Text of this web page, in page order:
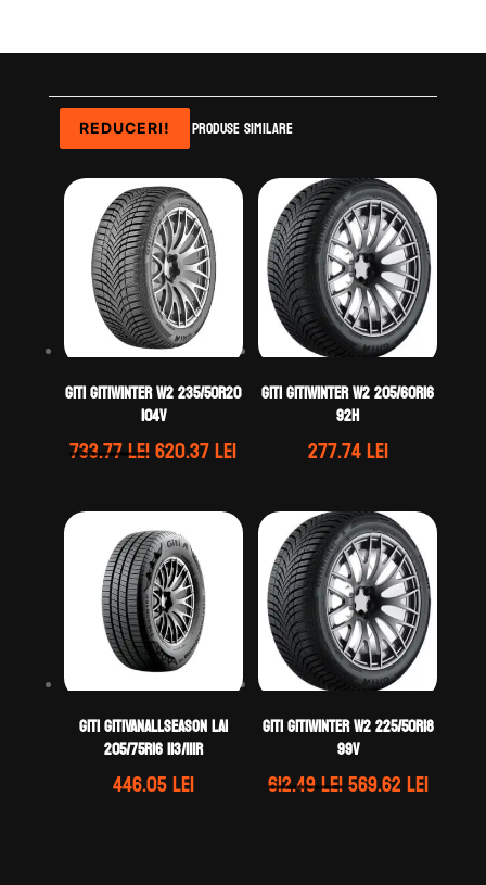
Produse similare
REDUCERI!
GITI GITIWINTER W2 235/50R20
104V
733.77leiPrețul
a
fost:
733.77 lei.
620.37leiPrețul
este:
620.37 lei.
GITI GITIWINTER W2 205/60R16
92H
277.74lei
GITI GITIVANALLSEASON LA1
205/75R16 113/111R
446.05lei
REDUCERI!
GITI GITIWINTER W2 225/50R18
99V
612.49leiPrețul
569.62leiPrețul